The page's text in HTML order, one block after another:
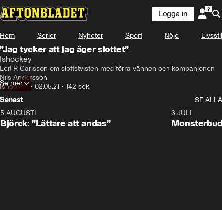
Logga in
Hem Serier Nyheter Sport Nöje Livsstil
”Jag tycker att jag äger slottet”
Ishockey
Leif R Carlsson om slottstvisten med förra vännen och kompanjonen
Nils Andersson
Ishockey• 02.05.21 • 142 sek
Se mer
Senast
SE ALLA
5 AUGUSTI
Björck: ”Lättare att andas”
3 JULI